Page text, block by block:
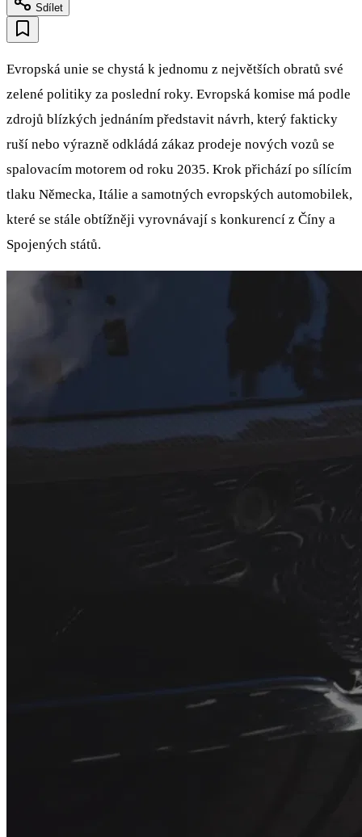
Sdílet
Evropská unie se chystá k jednomu z největších obratů své
zelené politiky za poslední roky. Evropská komise má podle
zdrojů blízkých jednáním představit návrh, který fakticky
ruší nebo výrazně odkládá zákaz prodeje nových vozů se
spalovacím motorem od roku 2035. Krok přichází po sílícím
tlaku Německa, Itálie a samotných evropských automobilek,
které se stále obtížněji vyrovnávají s konkurencí z Číny a
Spojených států.